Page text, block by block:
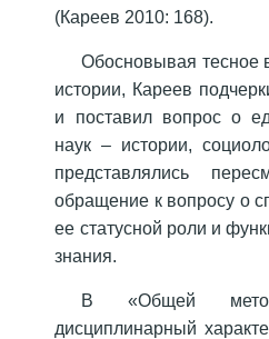
(Кареев 2010: 168).
Обосновывая тесное
истории, Кареев
и поставил вопрос о
наук – истории,
представлялись
обращение к вопросу о
ее статусной роли и
знания.
В «Общей
дисциплинарный